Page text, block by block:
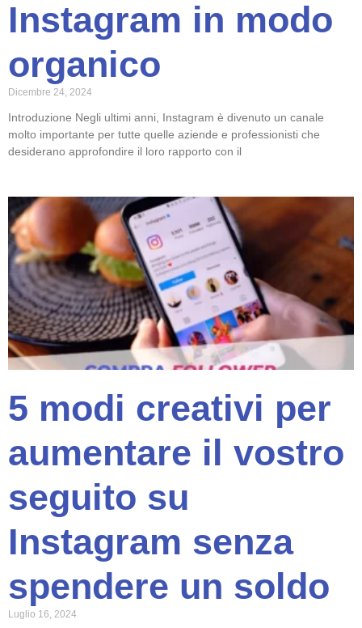
Instagram in modo
organico
Dicembre 24, 2024
Introduzione Negli ultimi anni, Instagram è divenuto un canale
molto importante per tutte quelle aziende e professionisti che
desiderano approfondire il loro rapporto con il
5 modi creativi per
aumentare il vostro
seguito su
Instagram senza
spendere un soldo
Luglio 16, 2024